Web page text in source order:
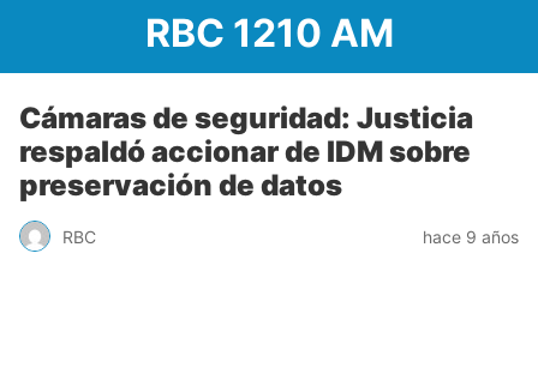
RBC 1210 AM
Cámaras de seguridad: Justicia
respaldó accionar de IDM sobre
preservación de datos
RBC hace 9 años